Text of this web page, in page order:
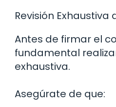
Revisión
Antes de firmar el
fundamental
exhaustiva.
Asegúrate de que: